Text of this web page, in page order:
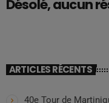
Désolé, aucun
ARTICLES RÉCENTS
40e Tour de